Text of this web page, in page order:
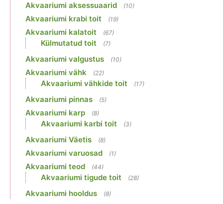
Akvaariumi aksessuaarid (10)
Akvaariumi krabi toit (19)
Akvaariumi kalatoit (67)
Külmutatud toit (7)
Akvaariumi valgustus (10)
Akvaariumi vähk (22)
Akvaariumi vähkide toit (17)
Akvaariumi pinnas (5)
Akvaariumi karp (8)
Akvaariumi karbi toit (3)
Akvaariumi Väetis (8)
Akvaariumi varuosad (1)
Akvaariumi teod (44)
Akvaariumi tigude toit (28)
Akvaariumi hooldus (8)